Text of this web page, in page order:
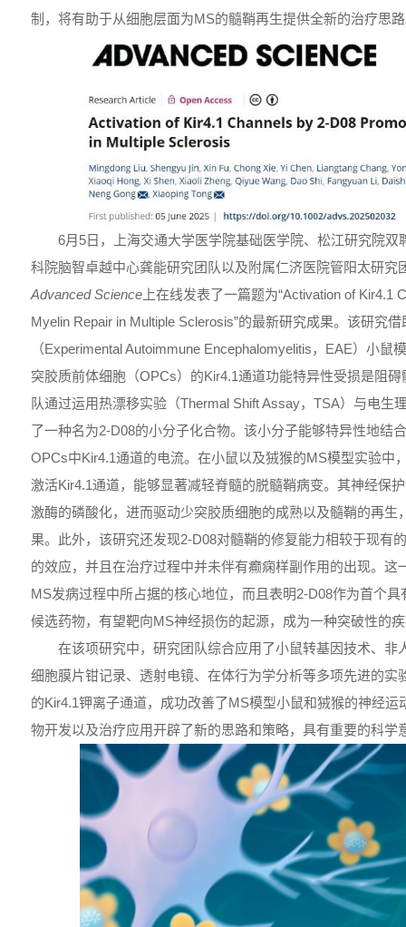
制，将有助于从细胞层面为MS的髓鞘再生提供全新的治疗思
6月5日，上海交通大学医学院基础医学院、松江研究院双
科院脑智卓越中心龚能研究团队以及附属仁济医院管阳太研究
Advanced Science 上在线发表了一篇题为“Activation of Kir4.1
Myelin Repair in Multiple Sclerosis”的最新研究成果。该研究
（Experimental Autoimmune Encephalomyelitis，EAE）小鼠
突胶质前体细胞（OPCs）的Kir4.1通道功能特异性受损是阻
队通过运用热漂移实验（Thermal Shift Assay，TSA）与电生
了一种名为2-D08的小分子化合物。该小分子能够特异性地结
OPCs中Kir4.1通道的电流。在小鼠以及狨猴的MS模型实验中
激活Kir4.1通道，能够显著减轻脊髓的脱髓鞘病变。其神经保
激酶的磷酸化，进而驱动少突胶质细胞的成熟以及髓鞘的再生
果。此外，该研究还发现2-D08对髓鞘的修复能力相较于现有
的效应，并且在治疗过程中并未伴有癫痫样副作用的出现。这
MS发病过程中所占据的核心地位，而且表明2-D08作为首个
候选药物，有望靶向MS神经损伤的起源，成为一种突破性的
在该项研究中，研究团队综合应用了小鼠转基因技术、非
细胞膜片钳记录、透射电镜、在体行为学分析等多项先进的实
的Kir4.1钾离子通道，成功改善了MS模型小鼠和狨猴的神经运
物开发以及治疗应用开辟了新的思路和策略，具有重要的科学